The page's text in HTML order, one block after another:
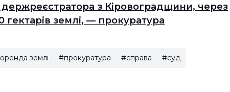
з Кіровоградщини, через
землі, — прокуратура
землі #прокуратура #справа #суд